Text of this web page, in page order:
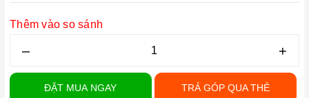
Thêm vào so sánh
– +
ĐẶT MUA NGAY TRẢ GÓP QUA THẺ